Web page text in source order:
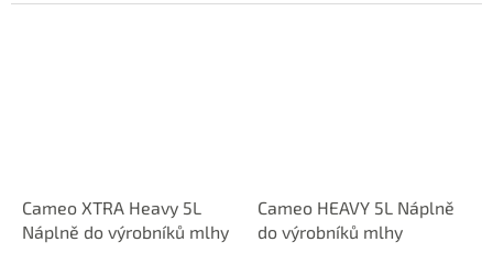
Cameo XTRA Heavy 5L
Náplně do výrobníků mlhy
Cameo HEAVY 5L Náplně
do výrobníků mlhy